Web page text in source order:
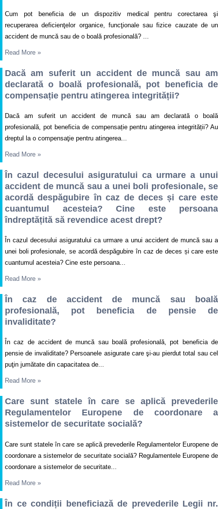
Cum pot beneficia de un dispozitiv medical pentru corectarea şi
recuperarea deficienţelor organice, funcţionale sau fizice cauzate de un
accident de muncă sau de o boală profesională? ...
Read More »
Dacă am suferit un accident de muncă sau am
declarată o boală profesională, pot beneficia de
compensație pentru atingerea integrității?
Dacă am suferit un accident de muncă sau am declarată o boală
profesională, pot beneficia de compensație pentru atingerea integrității? Au
dreptul la o compensaţie pentru atingerea...
Read More »
În cazul decesului asiguratului ca urmare a unui
accident de muncă sau a unei boli profesionale, se
acordă despăgubire în caz de deces și care este
cuantumul acesteia? Cine este persoana
îndreptățită să revendice acest drept?
În cazul decesului asiguratului ca urmare a unui accident de muncă sau a
unei boli profesionale, se acordă despăgubire în caz de deces și care este
cuantumul acesteia? Cine este persoana...
Read More »
În caz de accident de muncă sau boală
profesională, pot beneficia de pensie de
invaliditate?
În caz de accident de muncă sau boală profesională, pot beneficia de
pensie de invaliditate? Persoanele asigurate care şi-au pierdut total sau cel
puţin jumătate din capacitatea de...
Read More »
Care sunt statele în care se aplică prevederile
Regulamentelor Europene de coordonare a
sistemelor de securitate socială?
Care sunt statele în care se aplică prevederile Regulamentelor Europene de
coordonare a sistemelor de securitate socială? Regulamentele Europene de
coordonare a sistemelor de securitate...
Read More »
În ce condiții beneficiază de prevederile Legii nr.